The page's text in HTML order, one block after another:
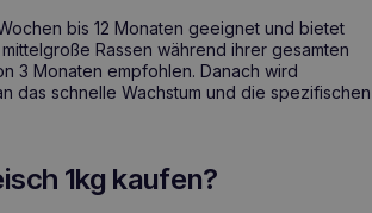
bis 12 Monaten geeignet und bietet
Rassen während ihrer gesamten
3 Monaten empfohlen. Danach wird
das schnelle Wachstum und die spezifischen
1kg kaufen?